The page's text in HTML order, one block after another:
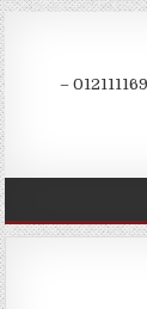
ماركة المهندس منسي العالمية 01211116954 – 01211116956 –